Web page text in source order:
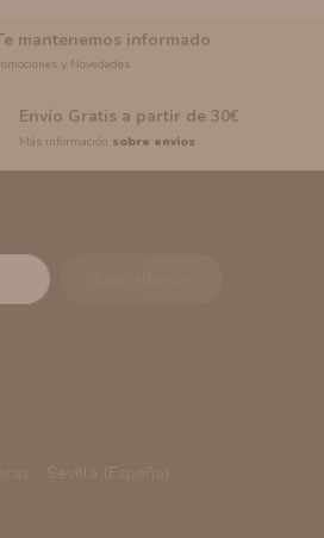
mantenemos informado
y Novedades
Envío Gratis a partir de 30€
Más información sobre envíos
consultar como